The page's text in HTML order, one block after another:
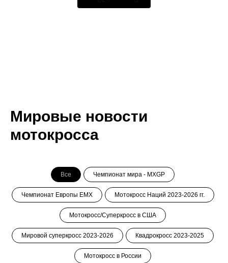
Мировые новости
мотокросса
Все Чемпионат мира - MXGP
Чемпионат Европы ЕМХ Мотокросс Наций 2023-2026 гг.
Мотокросс/Суперкросс в США
Мировой суперкросс 2023-2026 Квадрокросс 2023-2025
Мотокросс в России